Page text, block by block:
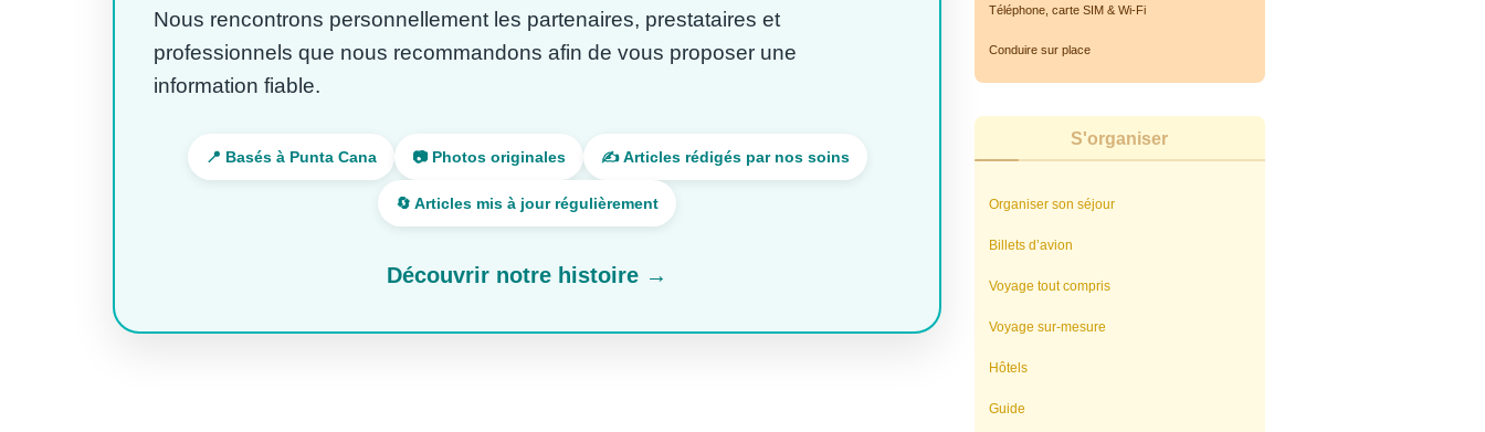
Nous rencontrons personnellement les partenaires, prestataires et
professionnels que nous recommandons afin de vous proposer une
information fiable.
📍 Basés à Punta Cana 📷 Photos originales ✍️ Articles rédigés par nos soins
🔄 Articles mis à jour régulièrement
Découvrir notre histoire →
Téléphone, carte SIM & Wi-Fi
Conduire sur place
S'organiser
Organiser son séjour
Billets d’avion
Voyage tout compris
Voyage sur-mesure
Hôtels
Guide